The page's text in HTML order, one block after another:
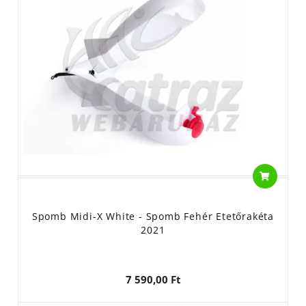
megfogása. Ne feledje, hogy a megfelelő technikák elsajátítása
és a gyakorlat segíthet legjobban kihasználni ezeket az
A sima etetőrakéta és a Spomb két különböző horgászati eszköz,
amelyek mindkettő segítenek az etetőanyag vagy csali hatékony
eljuttatásában a vízbe, de eltérnek a működésükben és
használatukban. Íme a különbségek:
etetőanyag vagy csali eljuttatására használnak a vízbe. Ez nem
egy zárt rendszer. A teteje nyitott. Vízbe érkezve a szivacs
kívánt csalikat.
helyezik, majd a vízbe csapódva kinyílik és kiengedi
Spomb Midi-X White - Spomb Fehér Etetőrakéta
2021
7 590,00 Ft